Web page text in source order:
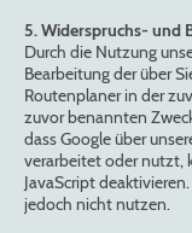
5. Widerspruchs- und
Durch die Nutzung
Bearbeitung der über
Routenplaner in der
zuvor benannten
dass Google über
verarbeitet oder nutzt,
JavaScript
jedoch nicht nutzen.